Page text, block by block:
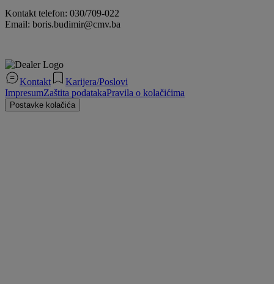
Kontakt telefon: 030/709-022
Email: boris.budimir@cmv.ba
Kontakt
Karijera/Poslovi
ImpresumZaštita podatakaPravila o kolačićima
Postavke kolačića